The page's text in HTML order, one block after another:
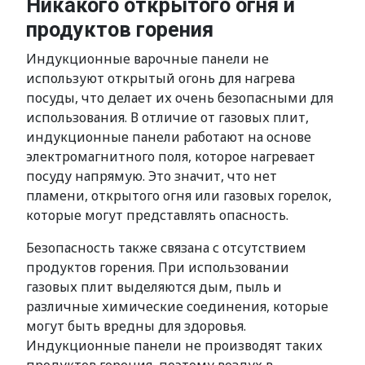
Никакого открытого огня и
продуктов горения
Индукционные варочные панели не
используют открытый огонь для нагрева
посуды, что делает их очень безопасными для
использования. В отличие от газовых плит,
индукционные панели работают на основе
электромагнитного поля, которое нагревает
посуду напрямую. Это значит, что нет
пламени, открытого огня или газовых горелок,
которые могут представлять опасность.
Безопасность также связана с отсутствием
продуктов горения. При использовании
газовых плит выделяются дым, пыль и
различные химические соединения, которые
могут быть вредны для здоровья.
Индукционные панели не производят таких